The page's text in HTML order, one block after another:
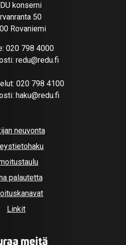
konserni
50
Rovaniemi
020 798 4000
redu@redu.fi
020 798 4100
haku@redu.fi
neuvonta
palautetta
Linkit
meitä